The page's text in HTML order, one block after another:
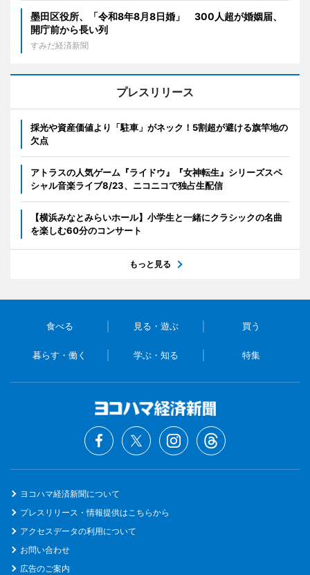
墨田区役所、「令和8年8月8日婚」 300人超が婚姻届、
開庁前から長い列
すみだ経済新聞
プレスリリース
採光や資産価値より「駐車」がネック！5割超が避ける旗竿地の
欠点
アトラスの人気ゲーム『ライドウ』『女神転生』シリーズスペ
シャル音楽ライブ8/23、ニコニコで独占生配信
【横浜みなとみらいホール】小学生と一緒にクラシックの名曲
を楽しむ60分のコンサート
もっと見る
食べる 見る・遊ぶ 買う
暮らす・働く 学ぶ・知る 特集
ヨコハマ経済新聞について
プレスリリース・情報提供はこちらから
アクセスデータの利用について
お問い合わせ
広告のご案内